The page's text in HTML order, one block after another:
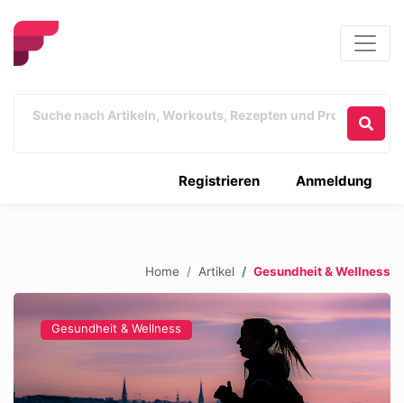
Anmeldung
Registrieren
Home Artikel Gesundheit & Wellness
Gesundheit & Wellness